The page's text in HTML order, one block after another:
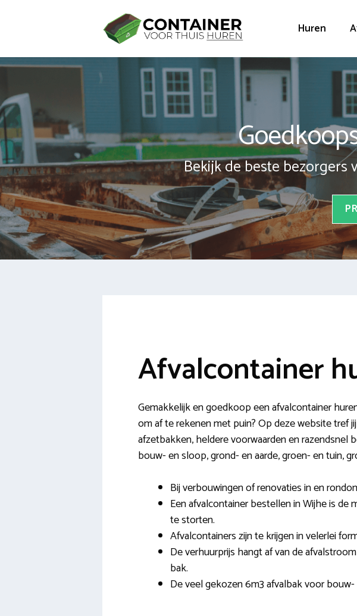
Huren
Bekijk de beste bezorgers
Afvalcontainer
Gemakkelijk en goedkoop een afvalcontainer
om af te rekenen met puin? Op deze website tref
afzetbakken, heldere voorwaarden en
bouw- en sloop, grond- en aarde, groen- en tuin,
Bij verbouwingen of renovaties in en
Een afvalcontainer bestellen in Wijhe is
te storten.
Afvalcontainers zijn te krijgen in velerlei
De verhuurprijs hangt af van de
bak.
De veel gekozen 6m3 afvalbak voor